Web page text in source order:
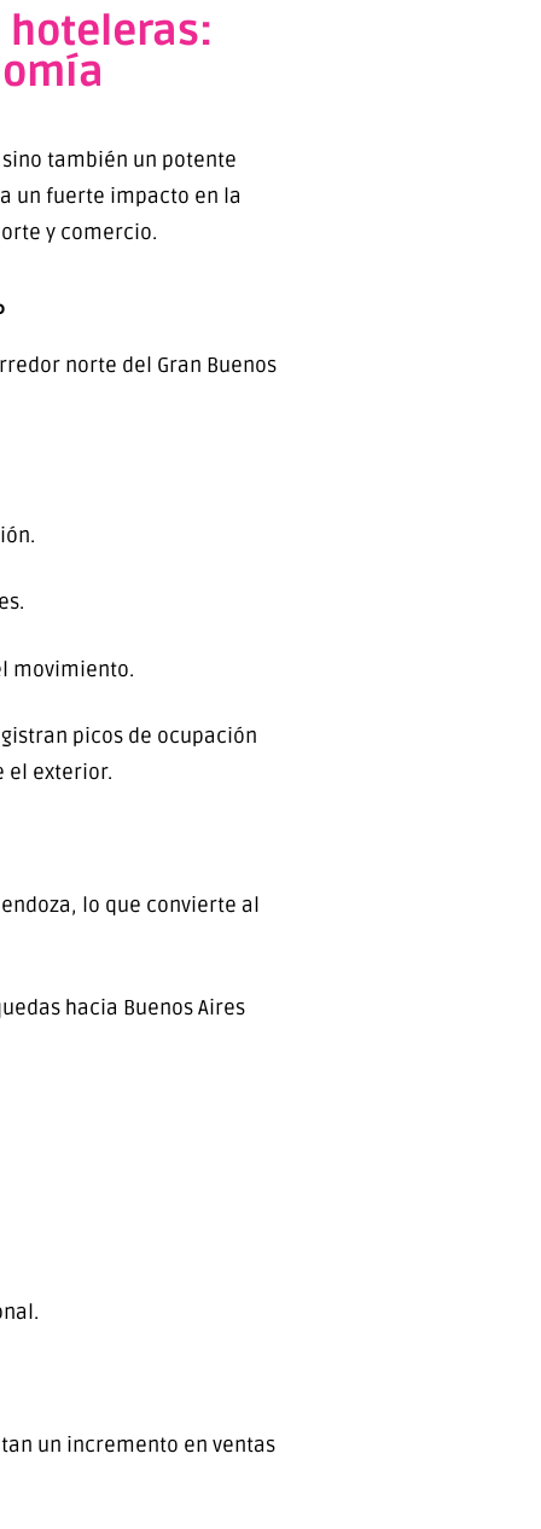
hoteleras:
también un potente
un fuerte impacto en la
y comercio.
norte del Gran Buenos
movimiento.
picos de ocupación
el exterior.
lo que convierte al
hacia Buenos Aires
un incremento en ventas